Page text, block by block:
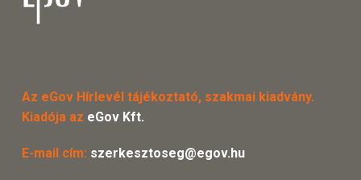
Az eGov Hírlevél tájékoztató, szakmai kiadvány.
Kiadója az eGov Kft.
E-mail cím: szerkesztoseg@egov.hu